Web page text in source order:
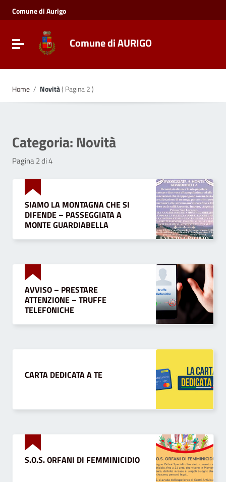
Vai al menu di navigazione
Vai al footer
Comune di Aurigo
Toggle navigationComune di AURIGO
Home / Novità( Pagina 2 )
Categoria: Novità
Pagina 2 di 4
SIAMO LA MONTAGNA CHE SI
DIFENDE – PASSEGGIATA A
MONTE GUARDIABELLA
AVVISO – PRESTARE
ATTENZIONE – TRUFFE
TELEFONICHE
CARTA DEDICATA A TE
S.O.S. ORFANI DI FEMMINICIDIO